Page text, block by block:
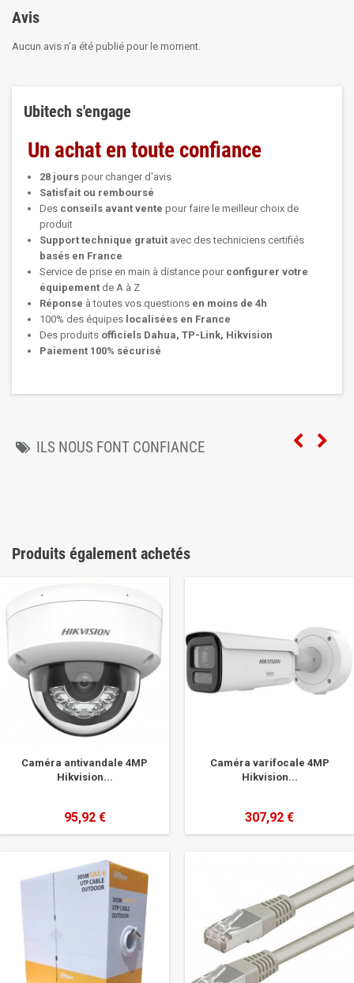
Avis
Aucun avis n'a été publié pour le moment.
Ubitech s'engage
Un achat en toute confiance
28 jours pour changer d'avis
Satisfait ou remboursé
Des conseils avant vente pour faire le meilleur choix de
produit
Support technique gratuit avec des techniciens certifiés
basés en France
Service de prise en main à distance pour configurer votre
équipement de A à Z
Réponse à toutes vos questions en moins de 4h
100% des équipes localisées en France
Des produits officiels Dahua, TP-Link, Hikvision
Paiement 100% sécurisé
ILS NOUS FONT CONFIANCE
Produits également achetés
Caméra antivandale 4MP
Hikvision...
95,92 €
Caméra varifocale 4MP
Hikvision...
307,92 €